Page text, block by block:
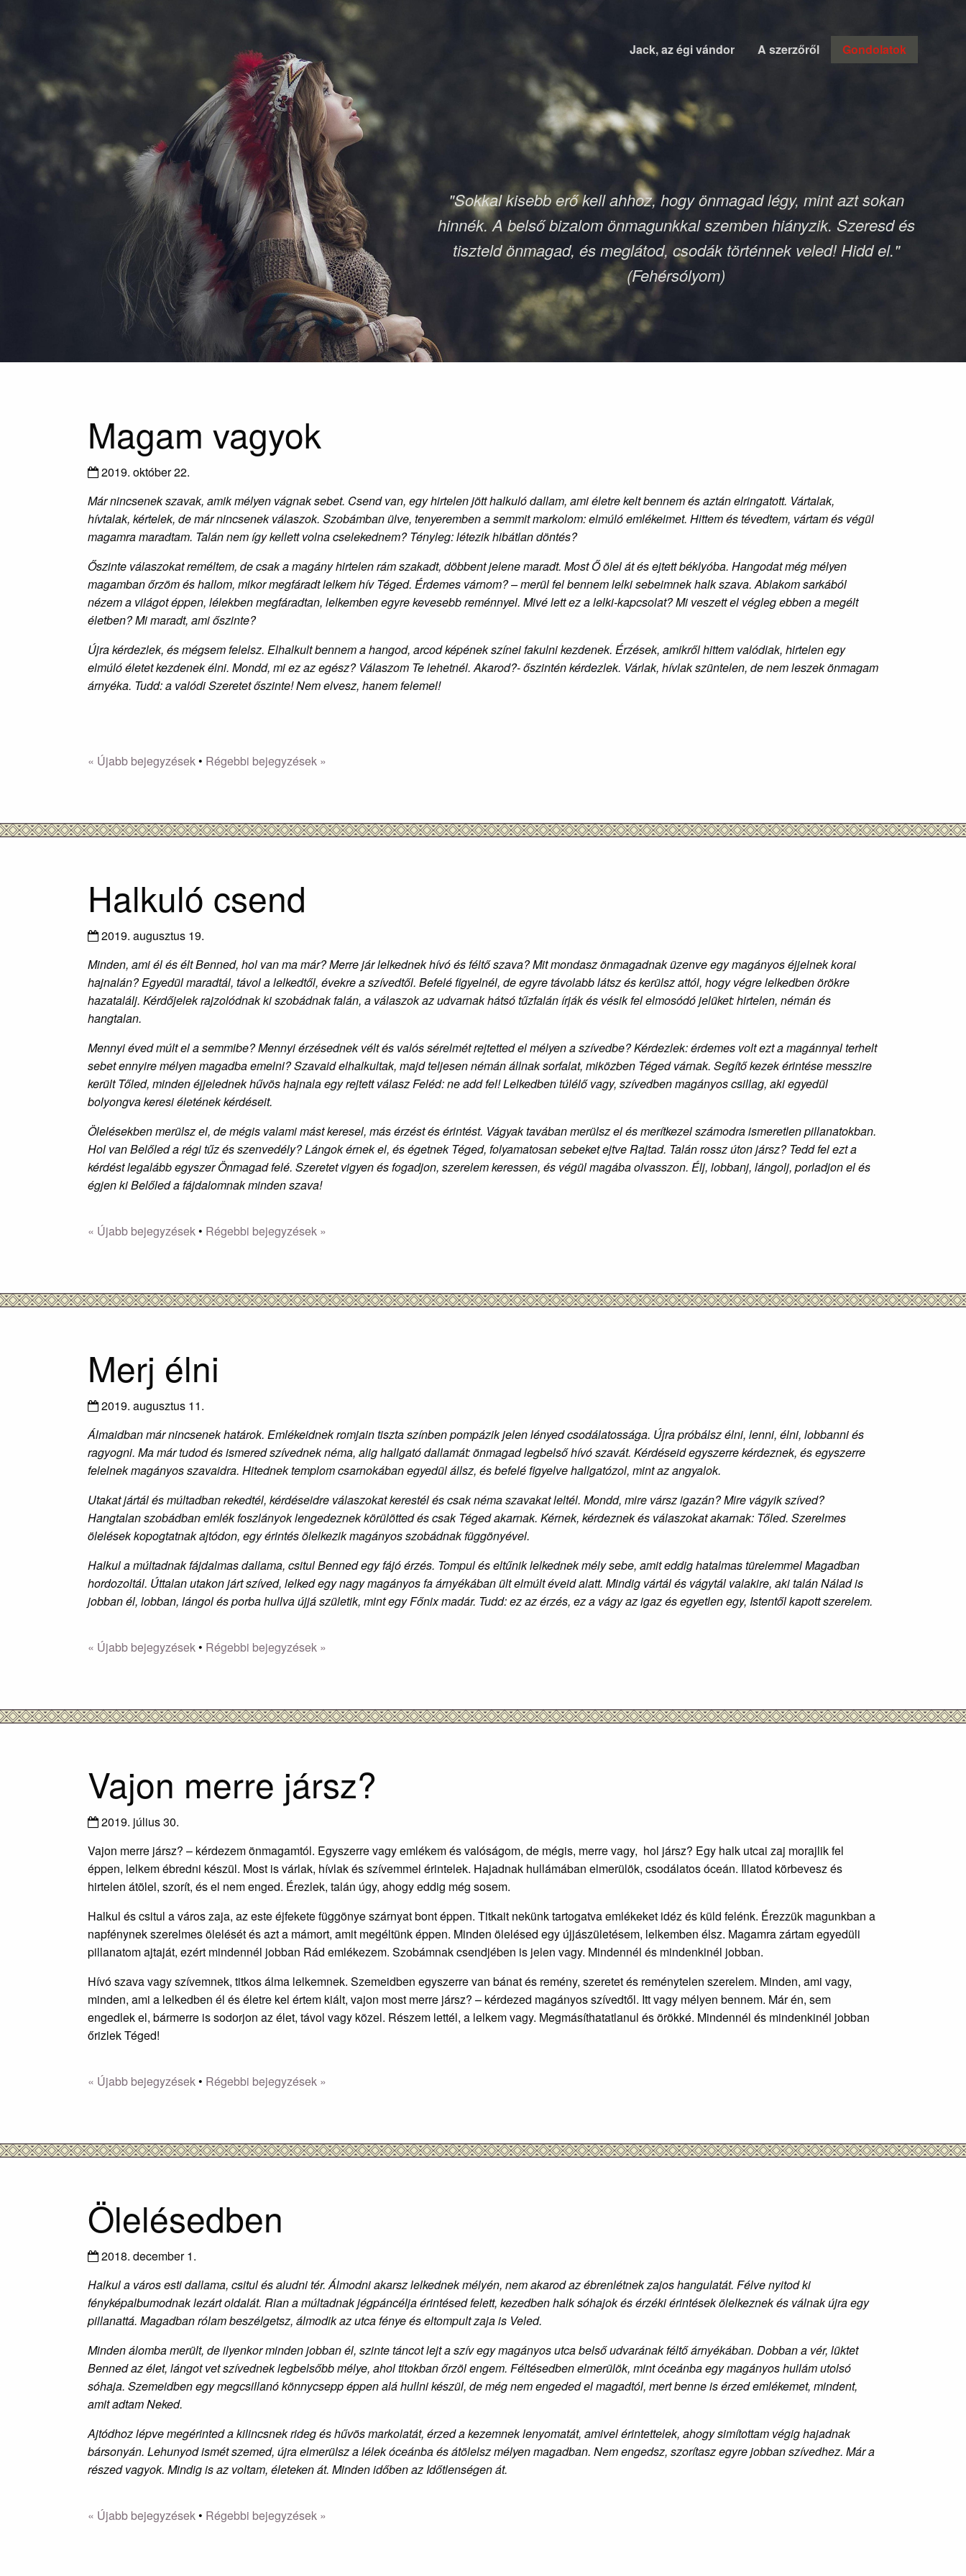
Jack, az égi vándor A szerzőről Gondolatok
"Sokkal kisebb erő kell ahhoz, hogy önmagad légy, mint azt sokan
hinnék. A belső bizalom önmagunkkal szemben hiányzik. Szeresd és
tiszteld önmagad, és meglátod, csodák történnek veled! Hidd el."
(Fehérsólyom)
Magam vagyok
2019. október 22.
Már nincsenek szavak, amik mélyen vágnak sebet. Csend van, egy hirtelen jött halkuló dallam, ami életre kelt bennem és aztán elringatott. Vártalak,
hívtalak, kértelek, de már nincsenek válaszok. Szobámban ülve, tenyeremben a semmit markolom: elmúló emlékeimet. Hittem és tévedtem, vártam és végül
magamra maradtam. Talán nem így kellett volna cselekednem? Tényleg: létezik hibátlan döntés?
Őszinte válaszokat reméltem, de csak a magány hirtelen rám szakadt, döbbent jelene maradt. Most Ő ölel át és ejtett béklyóba. Hangodat még mélyen
magamban őrzöm és hallom, mikor megfáradt lelkem hív Téged. Érdemes várnom? – merül fel bennem lelki sebeimnek halk szava.Ablakom sarkából
nézem a világot éppen, lélekben megfáradtan, lelkemben egyre kevesebb reménnyel. Mivé lett ez a lelki-kapcsolat? Mi veszett el végleg ebben a megélt
életben? Mi maradt, ami őszinte?
Újra kérdezlek, és mégsem felelsz. Elhalkult bennem a hangod, arcod képének színei fakulni kezdenek. Érzések, amikről hittem valódiak, hirtelen egy
elmúló életet kezdenek élni. Mondd, mi ez az egész? Válaszom Te lehetnél. Akarod?- őszintén kérdezlek. Várlak, hívlak szüntelen, de nem leszek önmagam
árnyéka. Tudd: a valódi Szeretet őszinte! Nem elvesz, hanem felemel!
« Újabb bejegyzések• Régebbi bejegyzések »
Halkuló csend
2019. augusztus 19.
Minden, ami él és élt Benned, hol van ma már? Merre jár lelkednek hívó és féltő szava? Mit mondasz önmagadnak üzenve egy magányos éjjelnek korai
hajnalán? Egyedül maradtál, távol a lelkedtől, évekre a szívedtől. Befelé figyelnél, de egyre távolabb látsz és kerülsz attól, hogy végre lelkedben örökre
hazatalálj. Kérdőjelek rajzolódnak ki szobádnak falán, a válaszok az udvarnak hátsó tűzfalán írják és vésik fel elmosódó jelüket: hirtelen, némán és
hangtalan.
Mennyi éved múlt el a semmibe? Mennyi érzésednek vélt és valós sérelmét rejtetted el mélyen a szívedbe? Kérdezlek: érdemes volt ezt a magánnyal terhelt
sebet ennyire mélyen magadba emelni? Szavaid elhalkultak, majd teljesen némán állnak sorfalat, miközben Téged várnak. Segítő kezek érintése messzire
került Tőled, minden éjjelednek hűvös hajnala egy rejtett válasz Feléd: ne add fel!Lelkedben túlélő vagy, szívedben magányos csillag, aki egyedül
bolyongva keresi életének kérdéseit.
Ölelésekben merülsz el, de mégis valami mást keresel, más érzést és érintést. Vágyak tavában merülsz el és merítkezel számodra ismeretlen pillanatokban.
Hol van Belőled a régi tűz és szenvedély? Lángok érnek el, és égetnek Téged, folyamatosan sebeket ejtve Rajtad. Talán rossz úton jársz? Tedd fel ezt a
kérdést legalább egyszer Önmagad felé. Szeretet vigyen és fogadjon, szerelem keressen, és végül magába olvasszon. Élj, lobbanj, lángolj, porladjon el és
égjen ki Belőled a fájdalomnak minden szava!
« Újabb bejegyzések• Régebbi bejegyzések »
Merj élni
2019. augusztus 11.
Álmaidban már nincsenek határok. Emlékeidnek romjain tiszta színben pompázik jelen lényed csodálatossága. Újra próbálsz élni, lenni, élni, lobbanni és
ragyogni. Ma már tudod és ismered szívednek néma, alig hallgató dallamát: önmagad legbelső hívó szavát. Kérdéseid egyszerre kérdeznek, és egyszerre
felelnek magányos szavaidra. Hitednek templom csarnokában egyedül állsz, és befelé figyelve hallgatózol, mint az angyalok.
Utakat jártál és múltadban rekedtél, kérdéseidre válaszokat kerestél és csak néma szavakat leltél. Mondd, mire vársz igazán? Mire vágyik szíved?
Hangtalan szobádban emlék foszlányok lengedeznek körülötted és csak Téged akarnak. Kérnek, kérdeznek és válaszokat akarnak: Tőled. Szerelmes
ölelések kopogtatnak ajtódon, egy érintés ölelkezik magányos szobádnak függönyével.
Halkul a múltadnak fájdalmas dallama, csitul Benned egy fájó érzés. Tompul és eltűnik lelkednek mély sebe, amit eddig hatalmas türelemmel Magadban
hordozoltál. Úttalan utakon járt szíved, lelked egy nagy magányos fa árnyékában ült elmúlt éveid alatt. Mindig vártál és vágytál valakire, aki talán Nálad is
jobban él, lobban, lángol és porba hullva újjá születik, mint egy Főnix madár. Tudd: ez az érzés, ez a vágy az igaz és egyetlen egy, Istentől kapott szerelem.
« Újabb bejegyzések• Régebbi bejegyzések »
Vajon merre jársz?
2019. július 30.
Vajon merre jársz? – kérdezem önmagamtól. Egyszerre vagy emlékem és valóságom, de mégis, merre vagy, hol jársz? Egy halk utcai zaj morajlik fel
éppen, lelkem ébredni készül. Most is várlak, hívlak és szívemmel érintelek. Hajadnak hullámában elmerülök, csodálatos óceán. Illatod körbevesz és
hirtelen átölel, szorít, és el nem enged. Érezlek, talán úgy, ahogy eddig még sosem.
Halkul és csitul a város zaja, az este éjfekete függönye szárnyat bont éppen. Titkait nekünk tartogatva emlékeket idéz és küld felénk. Érezzük magunkban a
napfénynek szerelmes ölelését és azt a mámort, amit megéltünk éppen. Minden ölelésed egy újjászületésem, lelkemben élsz. Magamra zártam egyedüli
pillanatom ajtaját, ezért mindennél jobban Rád emlékezem. Szobámnak csendjében is jelen vagy. Mindennél és mindenkinél jobban.
Hívó szava vagy szívemnek, titkos álma lelkemnek. Szemeidben egyszerre van bánat és remény, szeretet és reménytelen szerelem. Minden, ami vagy,
minden, ami a lelkedben él és életre kel értem kiált, vajon most merre jársz? – kérdezed magányos szívedtől. Itt vagy mélyen bennem. Már én, sem
engedlek el, bármerre is sodorjon az élet, távol vagy közel. Részem lettél, a lelkem vagy. Megmásíthatatlanul és örökké. Mindennél és mindenkinél jobban
őrizlek Téged!
« Újabb bejegyzések• Régebbi bejegyzések »
Ölelésedben
2018. december 1.
Halkul a város esti dallama, csitul és aludni tér. Álmodni akarsz lelkednek mélyén, nem akarod az ébrenlétnek zajos hangulatát. Félve nyitod ki
fényképalbumodnak lezárt oldalát. Rian a múltadnak jégpáncélja érintésed felett, kezedben halk sóhajok és érzéki érintések ölelkeznek és válnak újra egy
pillanattá. Magadban rólam beszélgetsz, álmodik az utca fénye és eltompult zaja is Veled.
Minden álomba merült, de ilyenkor minden jobban él, szinte táncot lejt a szív egy magányos utca belső udvarának féltő árnyékában. Dobban a vér, lüktet
Benned az élet, lángot vet szívednek legbelsőbb mélye, ahol titokban őrzöl engem. Féltésedben elmerülök, mint óceánba egy magányos hullám utolsó
sóhaja. Szemeidben egy megcsillanó könnycsepp éppen alá hullni készül, de még nem engeded el magadtól, mert benne is érzed emlékemet, mindent,
amit adtam Neked.
Ajtódhoz lépve megérinted a kilincsnek rideg és hűvös markolatát, érzed a kezemnek lenyomatát, amivel érintettelek, ahogy simítottam végig hajadnak
bársonyán. Lehunyod ismét szemed, újra elmerülsz a lélek óceánba és átölelsz mélyen magadban. Nem engedsz, szorítasz egyre jobban szívedhez. Már a
részed vagyok. Mindig is az voltam, életeken át. Minden időben az Időtlenségen át.
« Újabb bejegyzések• Régebbi bejegyzések »